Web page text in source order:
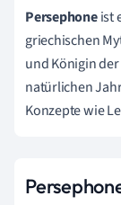
Persephoneist
griechischen
und Königin
natürlichen
Konzepte wie